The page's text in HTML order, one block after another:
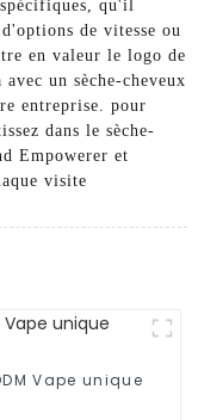
qu'il
de vitesse ou
en valeur le logo de
un sèche-cheveux
entreprise. pour
dans le sèche-
Empowerer et
visite
Vape unique